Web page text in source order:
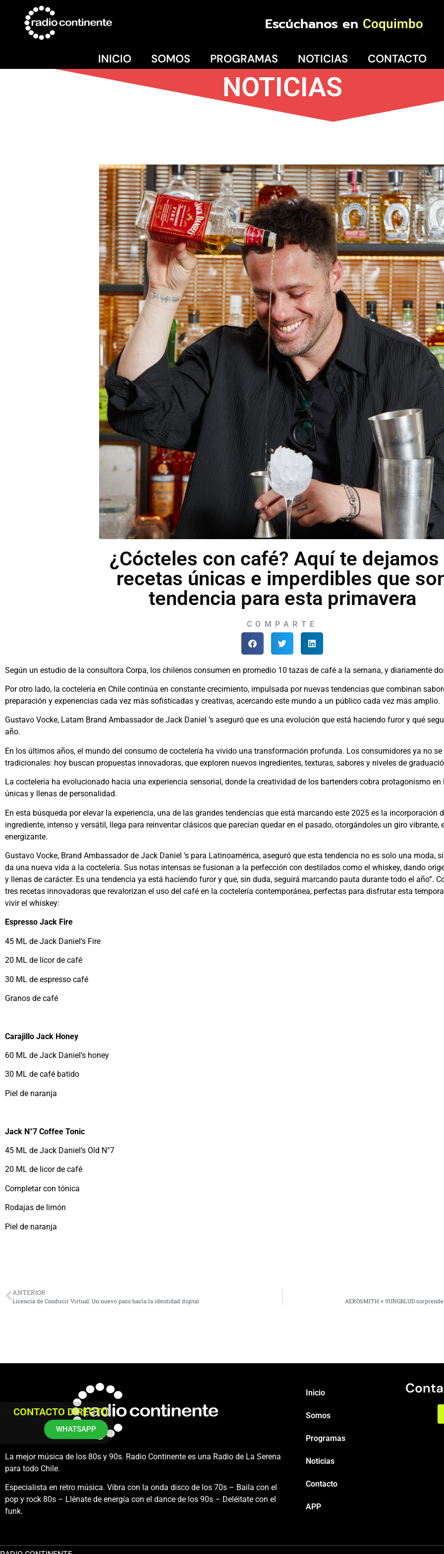
Escúchanos en Coquimbo
INICIO SOMOS PROGRAMAS NOTICIAS CONTACTO
NOTICIAS
¿Cócteles con café? Aquí te dejamos
recetas únicas e imperdibles que
tendencia para esta primavera
COMPARTE
Según un estudio de la consultora Corpa, los chilenos consumen en promedio 10 tazas de café a la semana, y diariamente
Por otro lado, la coctelería en Chile continúa en constante crecimiento, impulsada por nuevas tendencias que combinan
preparación y experiencias cada vez más sofisticadas y creativas, acercando este mundo a un público cada vez más amplio.
Gustavo Vocke, Latam Brand Ambassador de Jack Daniel ‘s aseguró que es una evolución que está haciendo furor y qué
año.
En los últimos años, el mundo del consumo de coctelería ha vivido una transformación profunda. Los consumidores ya no
tradicionales: hoy buscan propuestas innovadoras, que exploren nuevos ingredientes, texturas, sabores y niveles de
La coctelería ha evolucionado hacia una experiencia sensorial, donde la creatividad de los bartenders cobra protagonismo
únicas y llenas de personalidad.
En esta búsqueda por elevar la experiencia, una de las grandes tendencias que está marcando este 2025 es la incorporación
ingrediente, intenso y versátil, llega para reinventar clásicos que parecían quedar en el pasado, otorgándoles un giro vibrante,
energizante.
Gustavo Vocke, Brand Ambassador de Jack Daniel ‘s para Latinoamérica, aseguró que esta tendencia no es solo una moda,
da una nueva vida a la coctelería. Sus notas intensas se fusionan a la perfección con destilados como el whiskey, dando
y llenas de carácter. Es una tendencia ya está haciendo furor y que, sin duda, seguirá marcando pauta durante todo el año”.
tres recetas innovadoras que revalorizan el uso del café en la coctelería contemporánea, perfectas para disfrutar esta
vivir el whiskey:
Espresso Jack Fire
45 ML de Jack Daniel’s Fire
20 ML de licor de café
30 ML de espresso café
Granos de café
Carajillo Jack Honey
60 ML de Jack Daniel’s honey
30 ML de café batido
Piel de naranja
Jack N°7 Coffee Tonic
45 ML de Jack Daniel’s Old N°7
20 ML de licor de café
Completar con tónica
Rodajas de limón
Piel de naranja
ANTERIOR
Licencia de Conducir Virtual: Un nuevo paso hacia la identidad digital AEROSMITH + YUNGBLUD
La mejor música de los 80s y 90s. Radio Continente es una Radio de La Serena
para todo Chile.
Especialista en retro música. Vibra con la onda disco de los 70s – Baila con el
pop y rock 80s – Llénate de energía con el dance de los 90s – Deléitate con el
funk.
Inicio
Somos
Programas
Noticias
Contacto
APP
CONTACTO DIRECTO
WHATSAPP